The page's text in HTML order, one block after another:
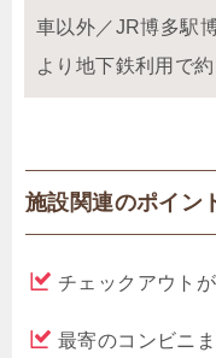
車以外／JR博多駅
より地下鉄利用で
施設関連のポイン
チェックアウト
最寄のコンビニ